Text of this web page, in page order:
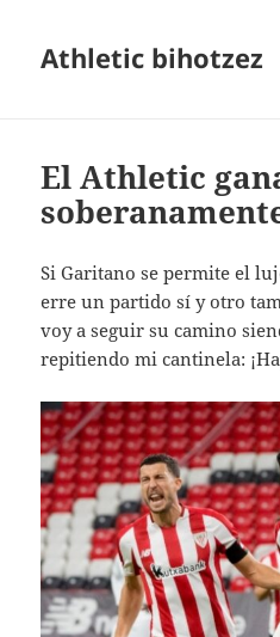
Athletic bihotzez
El Athletic
Si Garitano se permite el
erre un partido sí y otro
voy a seguir su camino
repitiendo mi cantinela: